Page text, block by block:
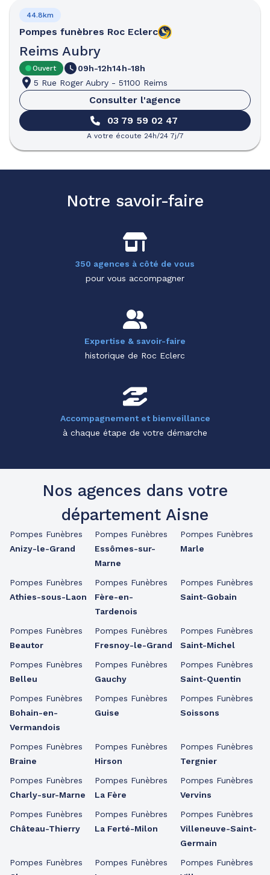
Pompes funèbres Roc Eclerc
Reims Aubry
44.8km
Ouvert 09h-12h14h-18h
5 Rue Roger Aubry - 51100 Reims
Consulter l'agence
03 79 59 02 47
A votre écoute 24h/24 7j/7
Notre savoir-faire
350 agences à côté de vous
pour vous accompagner
Expertise & savoir-faire
historique de Roc Eclerc
Accompagnement et bienveillance
à chaque étape de votre démarche
Nos agences dans votre
département Aisne
Pompes Funèbres
Anizy-le-Grand
Pompes Funèbres
Athies-sous-Laon
Pompes Funèbres
Beautor
Pompes Funèbres
Belleu
Pompes Funèbres
Bohain-en-
Vermandois
Pompes Funèbres
Braine
Pompes Funèbres
Charly-sur-Marne
Pompes Funèbres
Château-Thierry
Pompes Funèbres
Pompes Funèbres
Essômes-sur-
Marne
Pompes Funèbres
Fère-en-
Tardenois
Pompes Funèbres
Fresnoy-le-Grand
Pompes Funèbres
Gauchy
Pompes Funèbres
Guise
Pompes Funèbres
Hirson
Pompes Funèbres
La Fère
Pompes Funèbres
La Ferté-Milon
Pompes Funèbres
Pompes Funèbres
Marle
Pompes Funèbres
Saint-Gobain
Pompes Funèbres
Saint-Michel
Pompes Funèbres
Saint-Quentin
Pompes Funèbres
Soissons
Pompes Funèbres
Tergnier
Pompes Funèbres
Vervins
Pompes Funèbres
Villeneuve-Saint-
Germain
Pompes Funèbres